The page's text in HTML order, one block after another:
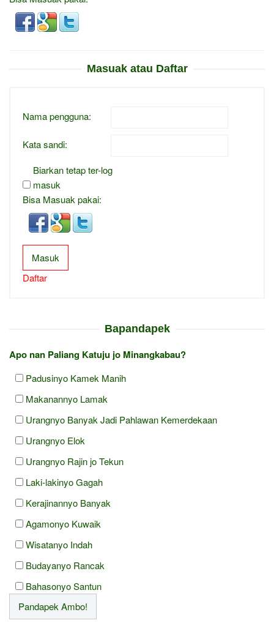
Masuak atau Daftar
Nama pengguna:
Kata sandi:
Biarkan tetap ter-log
masuk
Bisa Masuak pakai:
Masuk
Daftar
Bapandapek
Apo nan Paliang Katuju jo Minangkabau?
Padusinyo Kamek Manih
Makanannyo Lamak
Urangnyo Banyak Jadi Pahlawan Kemerdekaan
Urangnyo Elok
Urangnyo Rajin jo Tekun
Laki-lakinyo Gagah
Kerajinannyo Banyak
Agamonyo Kuwaik
Wisatanyo Indah
Budayanyo Rancak
Bahasonyo Santun